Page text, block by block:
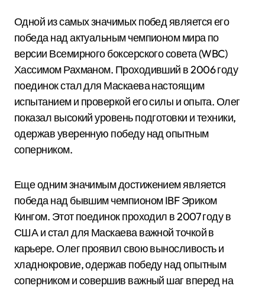
Одной из самых значимых побед является его
победа над актуальным чемпионом мира по
версии Всемирного боксерского совета (WBC)
Хассимом Рахманом. Проходивший в 2006 году
поединок стал для Маскаева настоящим
испытанием и проверкой его силы и опыта. Олег
показал высокий уровень подготовки и техники,
одержав уверенную победу над опытным
соперником.
Еще одним значимым достижением является
победа над бывшим чемпионом IBF Эриком
Кингом. Этот поединок проходил в 2007 году в
США и стал для Маскаева важной точкой в
карьере. Олег проявил свою выносливость и
хладнокровие, одержав победу над опытным
соперником и совершив важный шаг вперед на